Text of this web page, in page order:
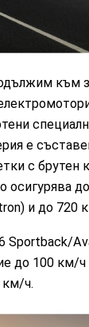
към
е
с брутен
осигурява
и до 720
Sportback/
до 100 км/ч
км/ч.